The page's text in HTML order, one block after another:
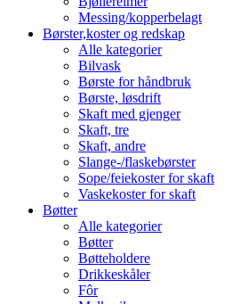
Messing/kopperbelagt
Børster,koster og redskap
Alle kategorier
Bilvask
Børste for håndbruk
Børste, løsdrift
Skaft med gjenger
Skaft, tre
Skaft, andre
Slange-/flaskebørster
Sope/feiekoster for skaft
Vaskekoster for skaft
Bøtter
Alle kategorier
Bøtter
Bøtteholdere
Drikkeskåler
Fôr